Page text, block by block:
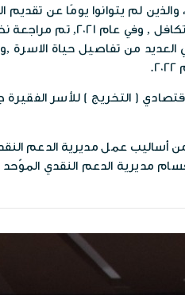
الصندوق على توسيع برامجه
من تفاصيل حياة
( التخريج ) للأسر الفقيرة
أساليب عمل مديرية الدعم
الدعم النقدي الموّحد